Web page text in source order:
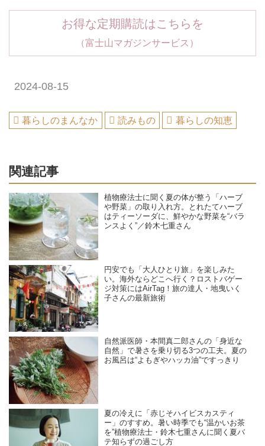
お得な定期購読はこちらを
（富士山マガジンサービス）
2024-08-15
暮らしのまんなか 読みもの 暮らしの知恵
関連記事
植物療法士に聞く夏の体が整う「ハーブ
や野菜」の取り入れ方。とれたてハーブ
はティーソーダに、鮮やかな野菜を“バラ
ンスよく”／鈴木七重さん
円安でも「大人ひとり旅」を楽しみた
い。海外ならどこへ行く？ロストバゲー
ジ対策にはAirTag！旅の達人・地曳いく
子さんの最新旅術
自然派医師・本間真二郎さんの「身近な
自然」で暑さを乗り切る3つの工夫。夏の
お風呂は“よもぎやハッカ油”ですっきり
夏の冷えに「赤じそハイビスカスティ
ー」のすすめ。暑い時季でも“温かいお茶
を”植物療法士・鈴木七重さんに聞く夏バ
テ知らずの過ごし方